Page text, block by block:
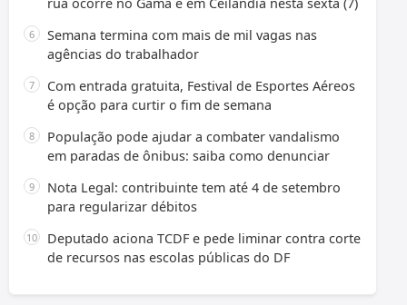
Semana termina com mais de mil vagas nas
agências do trabalhador
Com entrada gratuita, Festival de Esportes Aéreos
é opção para curtir o fim de semana
População pode ajudar a combater vandalismo
em paradas de ônibus: saiba como denunciar
Nota Legal: contribuinte tem até 4 de setembro
para regularizar débitos
Deputado aciona TCDF e pede liminar contra corte
de recursos nas escolas públicas do DF